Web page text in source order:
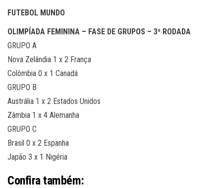
FUTEBOL MUNDO
OLIMPÍADA FEMININA – FASE DE GRUPOS – 3ª RODADA
GRUPO A
Nova Zelândia 1 x 2 França
Colômbia 0 x 1 Canadá
GRUPO B
Austrália 1 x 2 Estados Unidos
Zâmbia 1 x 4 Alemanha
GRUPO C
Brasil 0 x 2 Espanha
Japão 3 x 1 Nigéria
Confira também: